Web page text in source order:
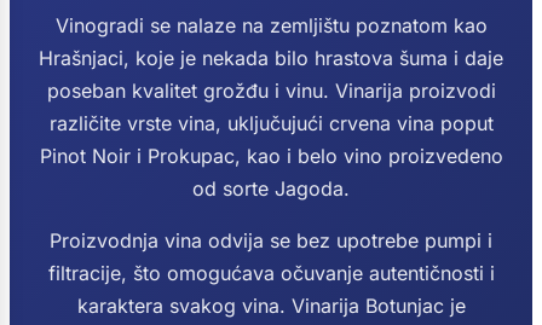
Vinogradi se nalaze na zemljištu poznatom kao
Hrašnjaci, koje je nekada bilo hrastova šuma i daje
poseban kvalitet grožđu i vinu. Vinarija proizvodi
različite vrste vina, uključujući crvena vina poput
Pinot Noir i Prokupac, kao i belo vino proizvedeno
od sorte Jagoda.
Proizvodnja vina odvija se bez upotrebe pumpi i
filtracije, što omogućava očuvanje autentičnosti i
karaktera svakog vina. Vinarija Botunjac je